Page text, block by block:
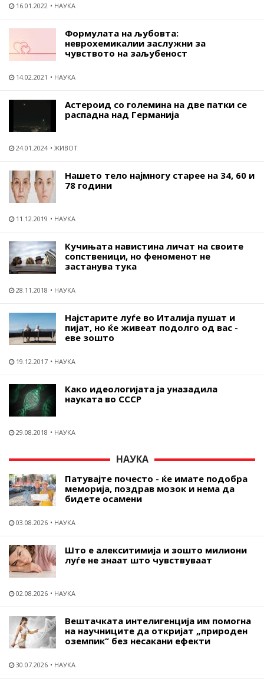
16.01.2022 НАУКА
Формулата на љубовта:
неврохемикалии заслужни за
чувството на заљубеност
14.02.2021 НАУКА
Астероид со големина на две патки се
распадна над Германија
24.01.2024 ЖИВОТ
Нашето тело најмногу старее на 34, 60 и
78 години
11.12.2019 НАУКА
Кучињата навистина личат на своите
сопственици, но феноменот не
застанува тука
28.11.2018 НАУКА
Најстарите луѓе во Италија пушат и
пијат, но ќе живеат подолго од вас -
еве зошто
19.12.2017 НАУКА
Како идеологијата ја уназадила
науката во СССР
29.08.2018 НАУКА
НАУКА
Патувајте почесто - ќе имате подобра
меморија, поздрав мозок и нема да
бидете осамени
03.08.2026 НАУКА
Што е алекситимија и зошто милиони
луѓе не знаат што чувствуваат
02.08.2026 НАУКА
Вештачката интелигенција им помогна
на научниците да откријат „природен
оземпик“ без несакани ефекти
30.07.2026 НАУКА